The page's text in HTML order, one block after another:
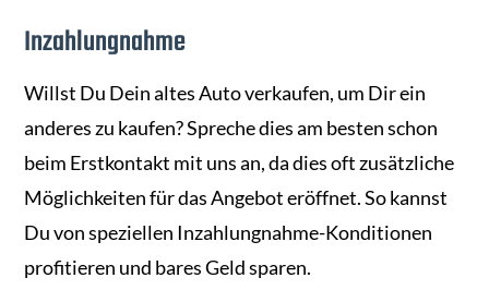
Inzahlungnahme
Willst Du Dein altes Auto verkaufen, um Dir ein
anderes zu kaufen? Spreche dies am besten schon
beim Erstkontakt mit uns an, da dies oft zusätzliche
Möglichkeiten für das Angebot eröffnet. So kannst
Du von speziellen Inzahlungnahme-Konditionen
profitieren und bares Geld sparen.